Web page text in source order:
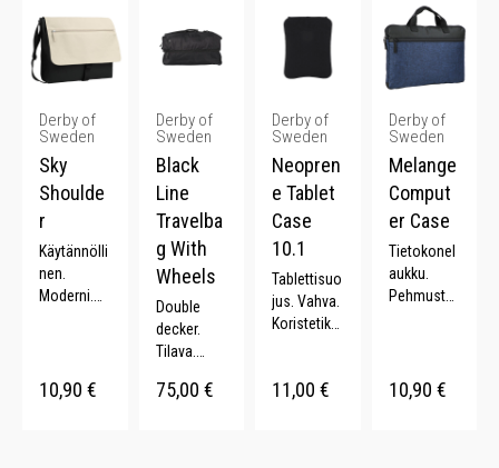
Metalliset
yksityiskoh
dat. 25
litraa.
Derby of
Sweden
Sky
Shoulde
r
Käytännölli
nen.
Moderni.
väriä.
10,90 €
Derby of
Sweden
Black
Line
Travelba
g With
Wheels
Double
decker.
Tilava.
Teleskoop
75,00 €
Derby of
Sweden
Neopren
e Tablet
Case
10.1
Tablettisuo
jus. Vahva.
Koristetikk
aukko.
11,00 €
Derby of
Sweden
Melange
Comput
er Case
Tietokonel
aukku.
Pehmustet
Moderni.
10,90 €